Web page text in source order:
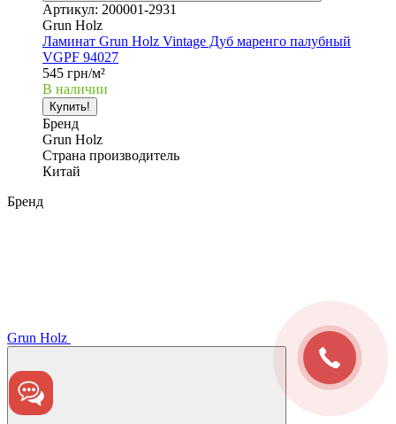
Артикул: 200001-2931
Grun Holz
Ламинат Grun Holz Vintage Дуб маренго палубный
VGPF 94027
545 грн/м²
В наличии
Купить!
Бренд
Grun Holz
Страна производитель
Китай
Бренд
Grun Holz